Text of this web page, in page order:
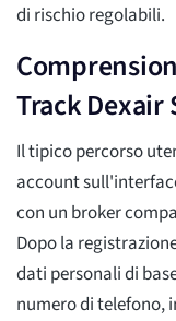
di rischio regolabili.
Track Dexair
Il tipico percorso
account
con un broker
Dopo la
dati personali di
numero di telefono,